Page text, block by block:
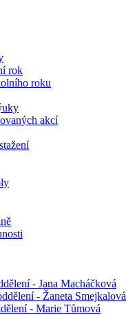
rok
roku
akcí
- Jana Macháčková
- Žaneta Smejkalová
- Marie Tůmová